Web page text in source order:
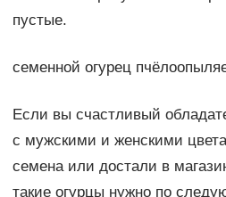
пустые.
семенной огурец
Если вы счастливый
с мужскими и женскими
семена или достали в
такие огурцы нужно по